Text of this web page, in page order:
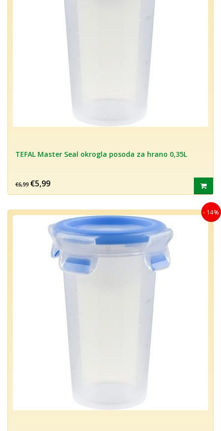
TEFAL Master Seal okrogla posoda za hrano 0,35L
€6,99 €5,99
- 14%